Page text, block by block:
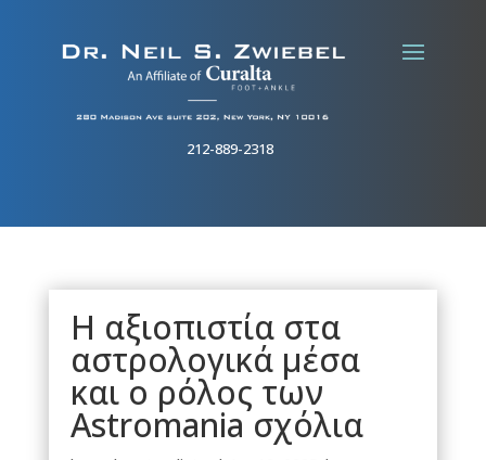
212-889-2318
Η αξιοπιστία στα
αστρολογικά μέσα
και ο ρόλος των
Astromania σχόλια